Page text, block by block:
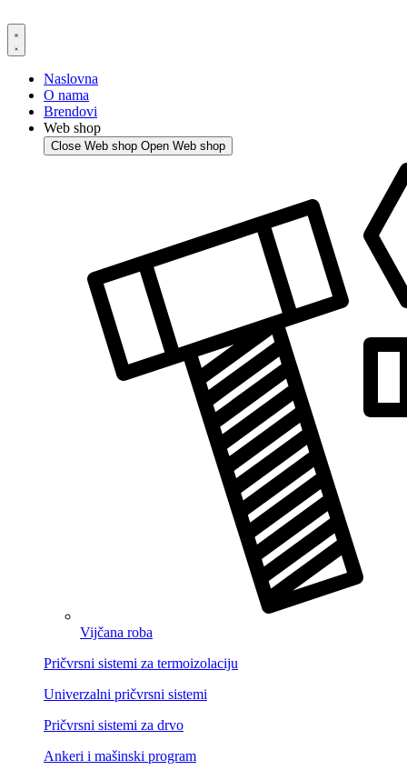
to
content
Naslovna
O nama
Brendovi
Web shop
Close Web shop Open Web shop
Vijčana roba
Pričvrsni sistemi za termoizolaciju
Univerzalni pričvrsni sistemi
Pričvrsni sistemi za drvo
Ankeri i mašinski program